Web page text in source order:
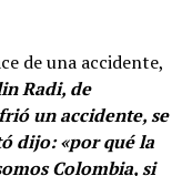
de una accidente,
Radi, de
un accidente, se
dijo: «por qué la
Colombia, si